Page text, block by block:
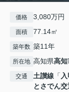
価格 3,080万円
面積 77.14㎡
築年数 築11年
所在地 高知県高知
交通 土讃線 「入
とさでん